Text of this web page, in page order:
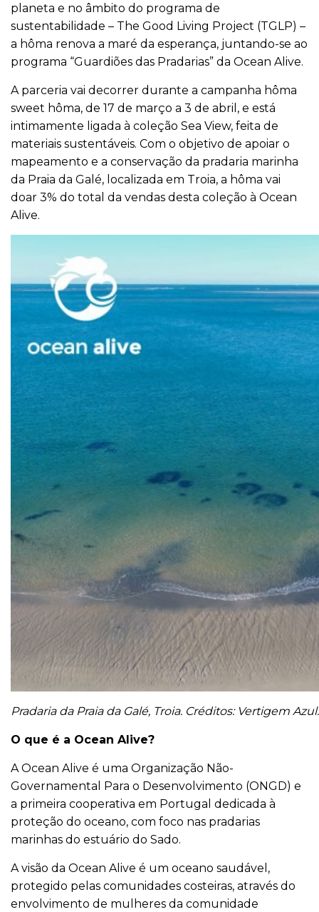
planeta e no âmbito do programa de
sustentabilidade – The Good Living Project (TGLP) –
a hôma renova a maré da esperança, juntando-se ao
programa “Guardiões das Pradarias” da Ocean Alive.
A parceria vai decorrer durante a campanha hôma
sweet hôma, de 17 de março a 3 de abril, e está
intimamente ligada à coleção Sea View, feita de
materiais sustentáveis. Com o objetivo de apoiar o
mapeamento e a conservação da pradaria marinha
da Praia da Galé, localizada em Troia, a hôma vai
doar 3% do total da vendas desta coleção à Ocean
Alive.
Pradaria da Praia da Galé, Troia. Créditos: Vertigem Azul.
O que é a Ocean Alive?
A Ocean Alive é uma Organização Não-
Governamental Para o Desenvolvimento (ONGD) e
a primeira cooperativa em Portugal dedicada à
proteção do oceano, com foco nas pradarias
marinhas do estuário do Sado.
A visão da Ocean Alive é um oceano saudável,
protegido pelas comunidades costeiras, através do
envolvimento de mulheres da comunidade